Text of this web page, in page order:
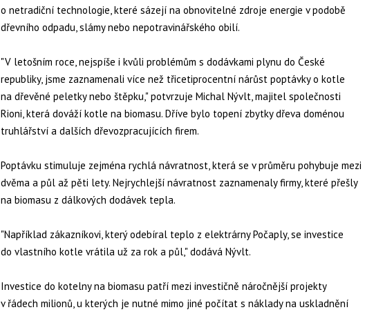
o netradiční technologie, které sázejí na obnovitelné zdroje energie v podobě
dřevního odpadu, slámy nebo nepotravinářského obilí.
"V letošním roce, nejspíše i kvůli problémům s dodávkami plynu do České
republiky, jsme zaznamenali více než třicetiprocentní nárůst poptávky o kotle
na dřevěné peletky nebo štěpku," potvrzuje Michal Nývlt, majitel společnosti
Rioni, která dováží kotle na biomasu. Dříve bylo topení zbytky dřeva doménou
truhlářství a dalších dřevozpracujících firem.
Poptávku stimuluje zejména rychlá návratnost, která se v průměru pohybuje mezi
dvěma a půl až pěti lety. Nejrychlejší návratnost zaznamenaly firmy, které přešly
na biomasu z dálkových dodávek tepla.
"Například zákazníkovi, který odebíral teplo z elektrárny Počaply, se investice
do vlastního kotle vrátila už za rok a půl," dodává Nývlt.
Investice do kotelny na biomasu patří mezi investičně náročnější projekty
v řádech milionů, u kterých je nutné mimo jiné počítat s náklady na uskladnění